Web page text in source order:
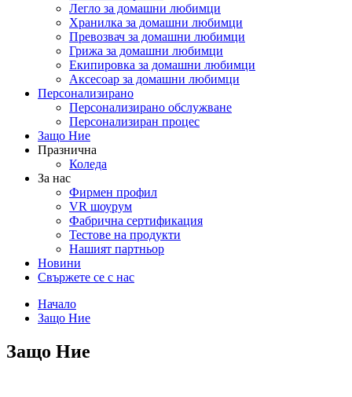
Легло за домашни любимци
Хранилка за домашни любимци
Превозвач за домашни любимци
Грижа за домашни любимци
Екипировка за домашни любимци
Аксесоар за домашни любимци
Персонализирано
Персонализирано обслужване
Персонализиран процес
Защо Ние
Празнична
Коледа
За нас
Фирмен профил
VR шоурум
Фабрична сертификация
Тестове на продукти
Нашият партньор
Новини
Свържете се с нас
Начало
Защо Ние
Защо Ние